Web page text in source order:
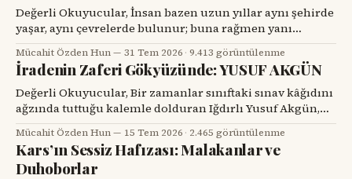
Değerli Okuyucular, İnsan bazen uzun yıllar aynı şehirde
yaşar, aynı çevrelerde bulunur; buna rağmen yanı
başındaki değerli bir hemşehrisini tanımak için bir
tesadüfü beklemek zorunda kalır. Prof. Dr. Hakan Alpay
Karasu’yla tanışmam da böyle oldu. Onu ilk gördüğümde,
karşımdaki kişinin başarılı bir diş hekimi, bilim insanı ve
üniversite yöneticisi
Mücahit Özden Hun 31 Tem 2026 ·9.413 görüntülenme
İradenin Zaferi Gökyüzünde: YUSUF AKGÜN
Değerli Okuyucular, Bir zamanlar sınıftaki sınav kâğıdını
ağzında tuttuğu kalemle dolduran Iğdırlı Yusuf Akgün,
bugün aynı kalemle Türkiye’nin millî muharip uçağı
KAAN’ı çiziyor. Çocuk yuvalarından dünya spor
sahnelerine, resim atölyelerinden TUSAŞ hangarlarına
uzanan bu yol, yalnızca bir başarı hikâyesi değil; insanın
Mücahit Özden Hun 15 Tem 2026 · 2.465 görüntülenme
Kars’ın Sessiz Hafızası: Malakanlar ve
Duhoborlar